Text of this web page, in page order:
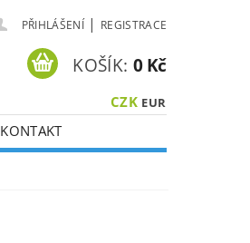
PŘIHLÁŠENÍ | REGISTRACE
CZK EUR
KOŠÍK: 0 Kč
KONTAKT